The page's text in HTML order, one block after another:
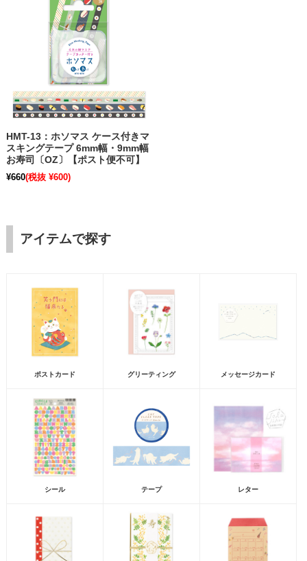
HMT-13：ホソマス ケース付きマ
スキングテープ 6mm幅・9mm幅
お寿司〔OZ〕【ポスト便不可】
¥660(税抜 ¥600)
アイテムで探す
ポストカード グリーティング メッセージカード
シール テープ レター